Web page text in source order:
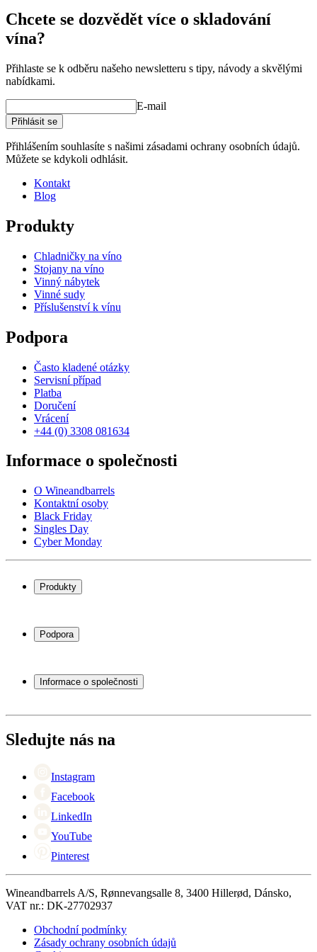
Chcete se dozvědět více o skladování
vína?
Přihlaste se k odběru našeho newsletteru s tipy, návody a skvělými
nabídkami.
E-mail
Přihlásit se
Přihlášením souhlasíte s našimi zásadami ochrany osobních údajů.
Můžete se kdykoli odhlásit.
Kontakt
Blog
Produkty
Chladničky na víno
Stojany na víno
Vinný nábytek
Vinné sudy
Příslušenství k vínu
Podpora
Často kladené otázky
Servisní případ
Platba
Doručení
Vrácení
+44 (0) 3308 081634
Informace o společnosti
O Wineandbarrels
Kontaktní osoby
Black Friday
Singles Day
Cyber Monday
Produkty
Stojany na víno
Vinný nábytek
Podpora
Servisní případ
Platba
Vrácení
Informace o společnosti
Black Friday
Singles Day
Sledujte nás na
Instagram
Facebook
LinkedIn
YouTube
Pinterest
Wineandbarrels A/S, Rønnevangsalle 8, 3400 Hillerød, Dánsko,
VAT nr.: DK-27702937
Obchodní podmínky
Zásady ochrany osobních údajů